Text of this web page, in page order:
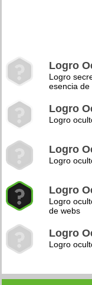
Logro
Logro
esencia de
Logro
Logro
Logro
Logro
Logro
Logro
de webs
Logro
Logro